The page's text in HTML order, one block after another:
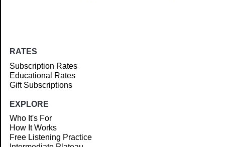
RATES
Subscription Rates
Educational Rates
Gift Subscriptions
EXPLORE
Who It's For
How It Works
Free Listening Practice